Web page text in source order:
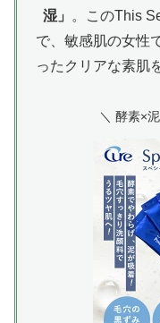
湿」 。このThis
で、敏感肌の女性
ったクリアな素肌
＼ 酵素×